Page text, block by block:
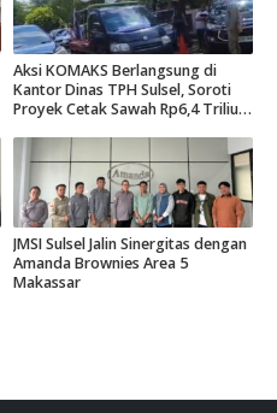
Aksi KOMAKS Berlangsung di
Kantor Dinas TPH Sulsel, Soroti
Proyek Cetak Sawah Rp6,4 Triliun
JMSI Sulsel Jalin Sinergitas dengan
Amanda Brownies Area 5
Makassar